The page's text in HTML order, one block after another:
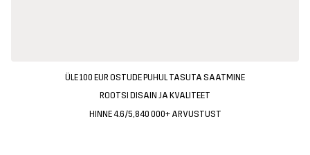
ÜLE 100 EUR OSTUDE PUHUL TASUTA SAATMINE
ROOTSI DISAIN JA KVALITEET
HINNE 4.6/5, 840 000+ ARVUSTUST